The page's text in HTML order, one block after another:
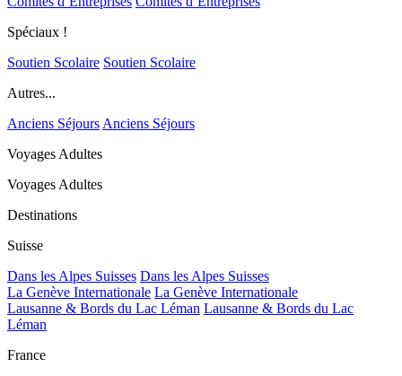
Spéciaux !
Soutien Scolaire Soutien Scolaire
Autres...
Anciens Séjours Anciens Séjours
Voyages Adultes
Voyages Adultes
Destinations
Suisse
Dans les Alpes Suisses Dans les Alpes Suisses
La Genève Internationale La Genève Internationale
Lausanne & Bords du Lac Léman Lausanne & Bords du Lac
Léman
France